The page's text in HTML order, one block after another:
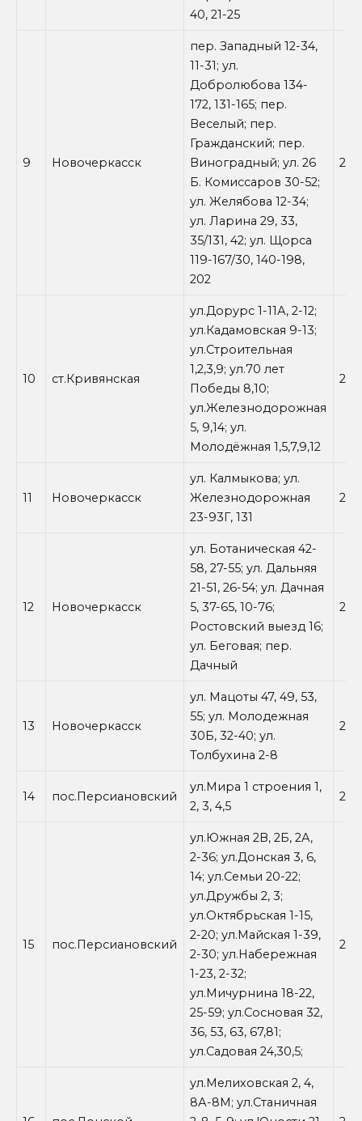
40, 21-25
9 Новочеркасск
пер. Западный 12-34,
11-31; ул.
Добролюбова 134-
172, 131-165; пер.
Веселый; пер.
Гражданский; пер.
Виноградный; ул. 26
Б. Комиссаров 30-52;
ул. Желябова 12-34;
ул. Ларина 29, 33,
35/131, 42; ул. Щорса
119-167/30, 140-198,
202
10 ст.Кривянская
ул.Дорурс 1-11А, 2-12;
ул.Кадамовская 9-13;
ул.Строительная
1,2,3,9; ул.70 лет
Победы 8,10;
ул.Железнодорожная
5, 9,14; ул.
Молодёжная 1,5,7,9,12
11 Новочеркасск
ул. Калмыкова; ул.
Железнодорожная
23-93Г, 131
12 Новочеркасск
ул. Ботаническая 42-
58, 27-55; ул. Дальняя
21-51, 26-54; ул. Дачная
5, 37-65, 10-76;
Ростовский выезд 16;
ул. Беговая; пер.
Дачный
13 Новочеркасск
ул. Мацоты 47, 49, 53,
55; ул. Молодежная
30Б, 32-40; ул.
Толбухина 2-8
14 пос.Персиановский
ул.Мира 1 строения 1,
2, 3, 4,5
15 пос.Персиановский
ул.Южная 2В, 2Б, 2А,
2-36; ул.Донская 3, 6,
14; ул.Семьи 20-22;
ул.Дружбы 2, 3;
ул.Октябрьская 1-15,
2-20; ул.Майская 1-39,
2-30; ул.Набережная
1-23, 2-32;
ул.Мичурнина 18-22,
25-59; ул.Сосновая 32,
36, 53, 63, 67,81;
ул.Садовая 24,30,5;
ул.Мелиховская 2, 4,
8А-8М; ул.Станичная